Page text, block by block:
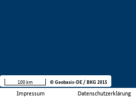
Impressum Datenschutzerklärung
100 km © Geobasis-DE / BKG 2015